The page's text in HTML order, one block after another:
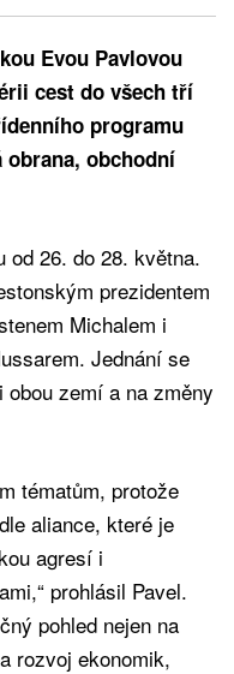
Evou Pavlovou
cest do všech tří
programu
obrana, obchodní
26. do 28. května.
prezidentem
Michalem i
Jednání se
zemí a na změny
tématům, protože
aliance, které je
agresí i
prohlásil Pavel.
pohled nejen na
rozvoj ekonomik,